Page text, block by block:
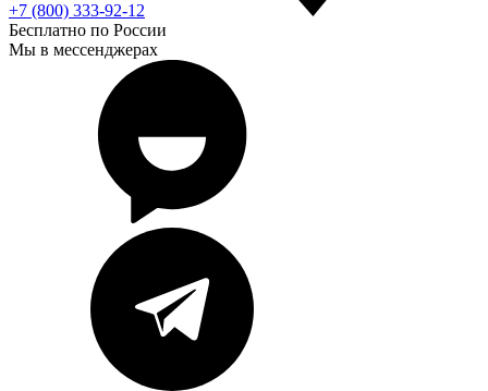
+7 (800) 333-92-12
Бесплатно по России
Мы в мессенджерах